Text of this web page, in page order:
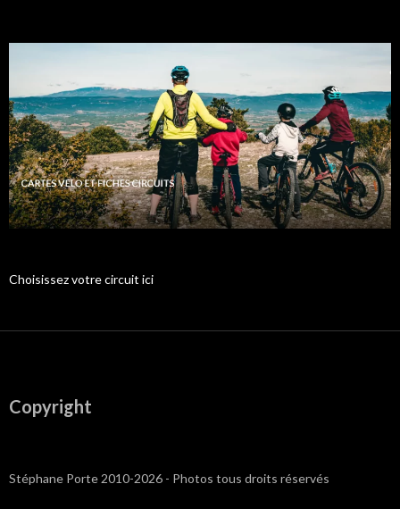
Choisissez votre circuit ici
Copyright
Stéphane Porte 2010-2026 - Photos tous droits réservés